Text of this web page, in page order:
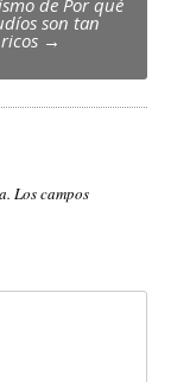
de Por qué
son tan
ricos →
Los campos